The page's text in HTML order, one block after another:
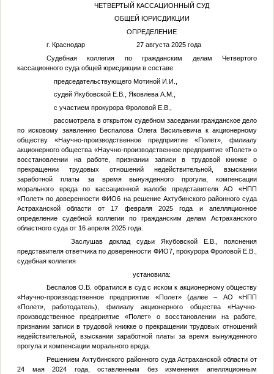
ЧЕТВЕРТЫЙ КАССАЦИОННЫЙ СУД
ОБЩЕЙ ЮРИСДИКЦИИ
ОПРЕДЕЛЕНИЕ
г. Краснодар 27 августа 2025 года
Судебная коллегия по гражданским делам Четвертого
кассационного суда общей юрисдикции в составе
председательствующего Мотиной И.И.,
судей Якубовской Е.В., Яковлева А.М.,
с участием прокурора Фроловой Е.В.,
рассмотрела в открытом судебном заседании гражданское дело
по исковому заявлению Беспалова Олега Васильевича к акционерному
обществу «Научно-производственное предприятие «Полет», филиалу
акционерного общества «Научно-производственное предприятие «Полет» о
восстановлении на работе, признании записи в трудовой книжке о
прекращении трудовых отношений недействительной, взыскании
заработной платы за время вынужденного прогула, компенсации
морального вреда по кассационной жалобе представителя АО «НПП
«Полет» по доверенностиФИО6 на решение Ахтубинского районного суда
Астраханской области от 17 февраля 2025 года и апелляционное
определение судебной коллегии по гражданским делам Астраханского
областного суда от 16 апреля 2025 года.
Заслушав доклад судьи Якубовской Е.В., пояснения
представителя ответчика по доверенности ФИО7, прокурора Фроловой Е.В.,
судебная коллегия
установила:
Беспалов О.В. обратился в суд с иском к акционерному обществу
«Научно-производственное предприятие «Полет» (далее – АО «НПП
«Полет», работодатель), филиалу акционерного общества «Научно-
производственное предприятие «Полет» о восстановлении на работе,
признании записи в трудовой книжке о прекращении трудовых отношений
недействительной, взыскании заработной платы за время вынужденного
прогула и компенсации морального вреда.
Решением Ахтубинского районного суда Астраханской области от
24 мая 2024 года, оставленным без изменения апелляционным